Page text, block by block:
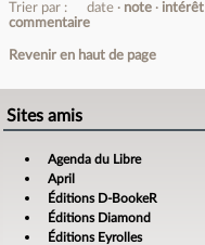
Trier par : date note intérêt
commentaire
Revenir en haut de page
Sites amis
Agenda du Libre
April
Éditions D-BookeR
Éditions Diamond
Éditions Eyrolles